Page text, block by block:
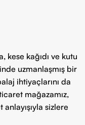
kese kağıdı ve kutu
uzmanlaşmış bir
ihtiyaçlarını da
mağazamız,
sizlere